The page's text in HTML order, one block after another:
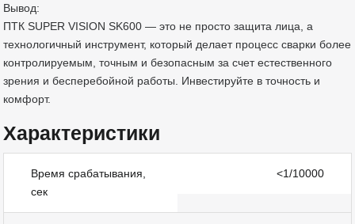
Вывод:
ПТК SUPER VISION SK600 — это не просто защита лица, а
технологичный инструмент, который делает процесс сварки более
контролируемым, точным и безопасным за счет естественного
зрения и бесперебойной работы. Инвестируйте в точность и
комфорт.
Характеристики
Время срабатывания,
сек
<1/10000